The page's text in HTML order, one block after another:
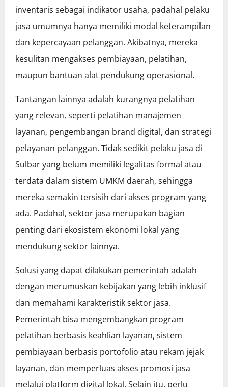
inventaris sebagai indikator usaha, padahal pelaku
jasa umumnya hanya memiliki modal keterampilan
dan kepercayaan pelanggan. Akibatnya, mereka
kesulitan mengakses pembiayaan, pelatihan,
maupun bantuan alat pendukung operasional.
Tantangan lainnya adalah kurangnya pelatihan
yang relevan, seperti pelatihan manajemen
layanan, pengembangan brand digital, dan strategi
pelayanan pelanggan. Tidak sedikit pelaku jasa di
Sulbar yang belum memiliki legalitas formal atau
terdata dalam sistem UMKM daerah, sehingga
mereka semakin tersisih dari akses program yang
ada. Padahal, sektor jasa merupakan bagian
penting dari ekosistem ekonomi lokal yang
mendukung sektor lainnya.
Solusi yang dapat dilakukan pemerintah adalah
dengan merumuskan kebijakan yang lebih inklusif
dan memahami karakteristik sektor jasa.
Pemerintah bisa mengembangkan program
pelatihan berbasis keahlian layanan, sistem
pembiayaan berbasis portofolio atau rekam jejak
layanan, dan memperluas akses promosi jasa
melalui platform digital lokal. Selain itu, perlu